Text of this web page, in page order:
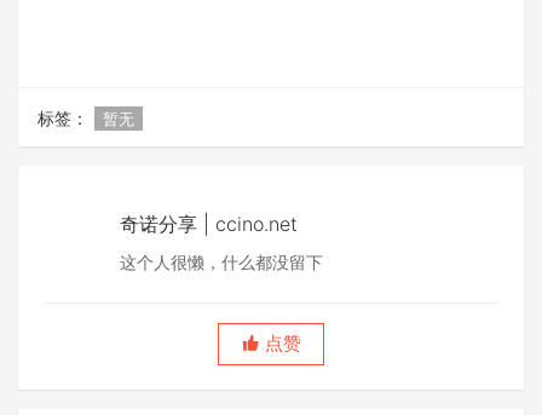
标签： 暂无
奇诺分享 | ccino.net
这个人很懒，什么都没留下
点赞